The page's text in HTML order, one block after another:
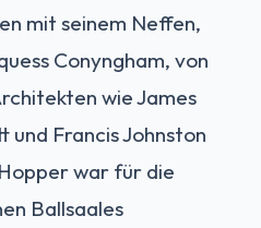
mit seinem Neffen,
Conyngham, von
wie James
und Francis Johnston
war für die
Ballsaales